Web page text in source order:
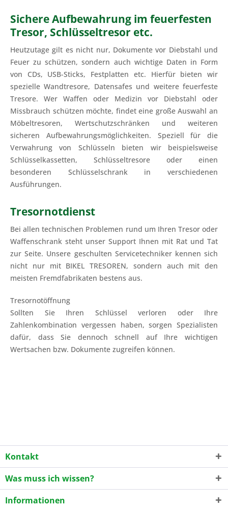
Sichere Aufbewahrung im feuerfesten
Tresor, Schlüsseltresor etc.
Heutzutage gilt es nicht nur, Dokumente vor Diebstahl und
Feuer zu schützen, sondern auch wichtige Daten in Form
von CDs, USB-Sticks, Festplatten etc. Hierfür bieten wir
spezielle Wandtresore, Datensafes und weitere feuerfeste
Tresore. Wer Waffen oder Medizin vor Diebstahl oder
Missbrauch schützen möchte, findet eine große Auswahl an
Möbeltresoren, Wertschutzschränken und weiteren
sicheren Aufbewahrungsmöglichkeiten. Speziell für die
Verwahrung von Schlüsseln bieten wir beispielsweise
Schlüsselkassetten, Schlüsseltresore oder einen
besonderen Schlüsselschrank in verschiedenen
Ausführungen.
Tresornotdienst
Bei allen technischen Problemen rund um Ihren Tresor oder
Waffenschrank steht unser Support Ihnen mit Rat und Tat
zur Seite. Unsere geschulten Servicetechniker kennen sich
nicht nur mit BIKEL TRESOREN, sondern auch mit den
meisten Fremdfabrikaten bestens aus.
Tresornotöffnung
Sollten Sie Ihren Schlüssel verloren oder Ihre
Zahlenkombination vergessen haben, sorgen Spezialisten
dafür, dass Sie dennoch schnell auf Ihre wichtigen
Wertsachen bzw. Dokumente zugreifen können.
Kontakt
Was muss ich wissen?
Informationen